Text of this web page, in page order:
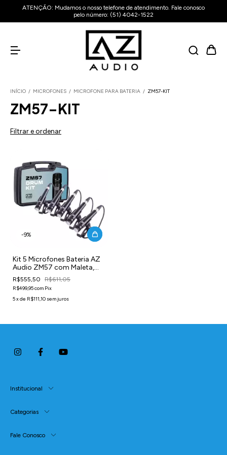
ATENÇÃO: Mudamos o nosso telefone de atendimento. Fale conosco
pelo número: (51) 4042-1522
INÍCIO / MICROFONES / MICROFONE PARA BATERIA / ZM57-KIT
ZM57-KIT
Filtrar e ordenar
-9%
Kit 5 Microfones Bateria AZ
Audio ZM57 com Maleta,
Clamps e Cabos XLR
R$555,50 R$611,05
R$499,95com Pix
5xde R$111,10 sem juros
Institucional
Categorias
Fale Conosco